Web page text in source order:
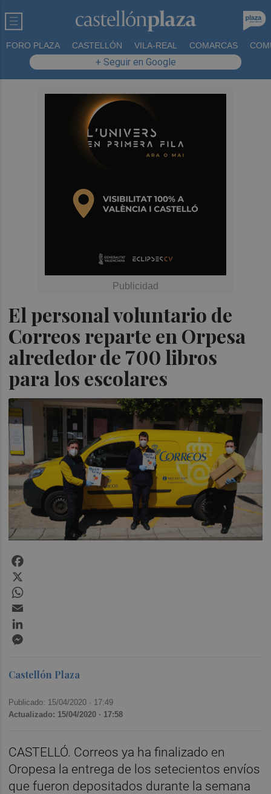
FORO PLAZA CASTELLÓN VILA-REAL COMARCAS
+ Seguir en Google
El personal voluntario de
Correos reparte en Orpesa
alrededor de 700 libros
para los escolares
Castellón Plaza
Publicado: 15/04/2020 · 17:49
Actualizado: 15/04/2020 · 17:58
CASTELLÓ. Correos ya ha finalizado en
Oropesa la entrega de los setecientos envíos
que fueron depositados durante la semana